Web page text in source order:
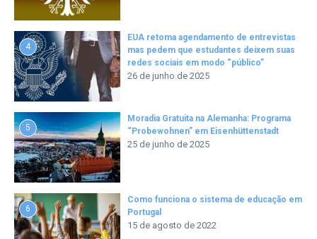
4
EUA retoma agendamento de entrevistas
mas pedem que estudantes deixem suas
redes sociais em modo “público”
26 de junho de 2025
5
Moradia Gratuita na Alemanha: Programa
“Probewohnen” em Eisenhüttenstadt
25 de junho de 2025
6
Como funciona o sistema de educação em
Portugal
15 de agosto de 2022